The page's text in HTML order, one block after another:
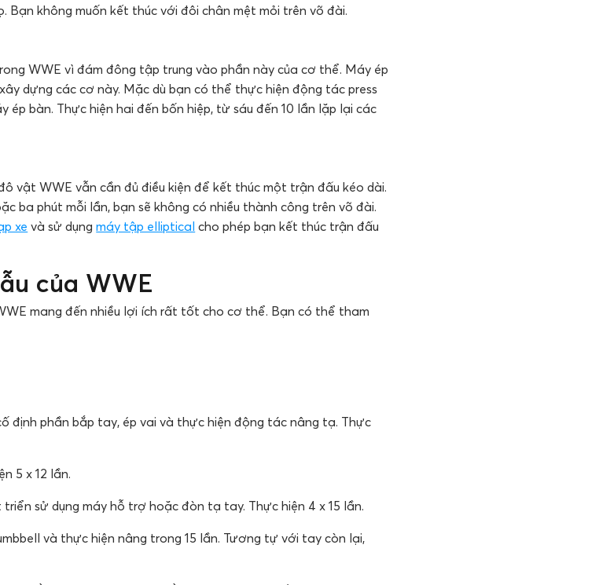
Bạn không muốn kết thúc với đôi chân mệt mỏi trên võ đài.
WWE vì đám đông tập trung vào phần này của cơ thể. Máy ép
dựng các cơ này. Mặc dù bạn có thể thực hiện động tác press
bàn. Thực hiện hai đến bốn hiệp, từ sáu đến 10 lần lặp lại các
vật WWE vẫn cần đủ điều kiện để kết thúc một trận đấu kéo dài.
ba phút mỗi lần, bạn sẽ không có nhiều thành công trên võ đài.
xe và sử dụngmáy tập elliptical cho phép bạn kết thúc trận đấu
của WWE
mang đến nhiều lợi ích rất tốt cho cơ thể. Bạn có thể tham
định phần bắp tay, ép vai và thực hiện động tác nâng tạ. Thực
5 x 12 lần.
sử dụng máy hỗ trợ hoặc đòn tạ tay. Thực hiện 4 x 15 lần.
và thực hiện nâng trong 15 lần. Tương tự với tay còn lại,